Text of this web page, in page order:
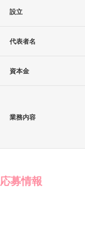
設立
代表者名
資本金
業務内容
応募情報